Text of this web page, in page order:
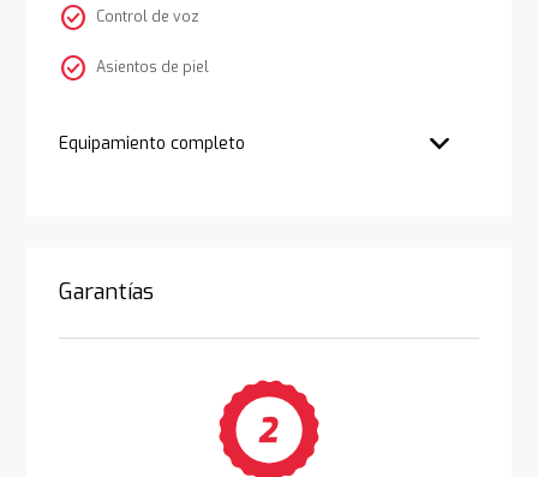
check_circle Control de voz
check_circle Asientos de piel
Equipamiento completo
Garantías